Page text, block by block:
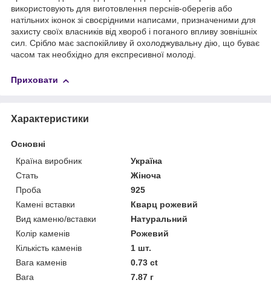
використовують для виготовлення перснів-оберегів або
натільних іконок зі своєрідними написами, призначеними для
захисту своїх власників від хвороб і поганого впливу зовнішніх
сил. Срібло має заспокійливу й охолоджувальну дію, що буває
часом так необхідно для експресивної молоді.
Приховати
Характеристики
Основні
Країна виробник
Україна
Стать
Жіноча
Проба
925
Камені вставки
Кварц рожевий
Вид каменю/вставки
Натуральний
Колір каменів
Рожевий
Кількість каменів
1 шт.
Вага каменів
0.73 ct
Вага
7.87 г